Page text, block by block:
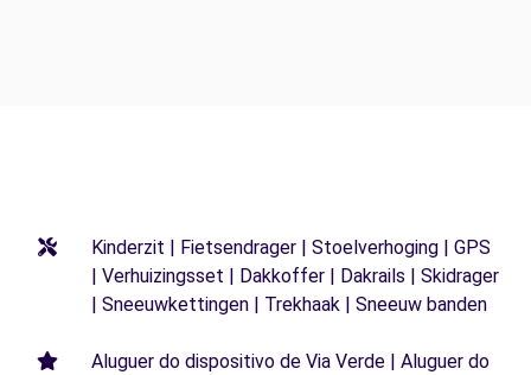
Kinderzit | Fietsendrager | Stoelverhoging | GPS
| Verhuizingsset | Dakkoffer | Dakrails | Skidrager
| Sneeuwkettingen | Trekhaak | Sneeuw banden
Aluguer do dispositivo de Via Verde | Aluguer do